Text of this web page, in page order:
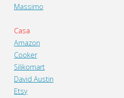
Massimo
Casa
Amazon
Cooker
Silikomart
David Austin
Etsy